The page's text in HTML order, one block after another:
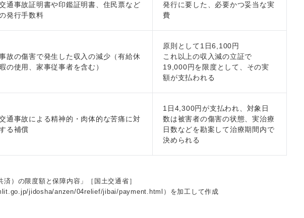
通事故証明書や印鑑証明書、住民票など
発行手数料
発行に要した、必要かつ妥当な実
費
故の傷害で発生した収入の減少（有給休
の使用、家事従事者を含む）
原則として1日6,100円
これ以上の収入減の立証で
19,000円を限度として、その実
額が支払われる
通事故による精神的・肉体的な苦痛に対
る補償
1日4,300円が支払われ、対象日
数は被害者の傷害の状態、実治療
日数などを勘案して治療期間内で
決められる
済）の限度額と保障内容」［国土交通省］
jidosha/anzen/04relief/jibai/payment.html）を加工して作成